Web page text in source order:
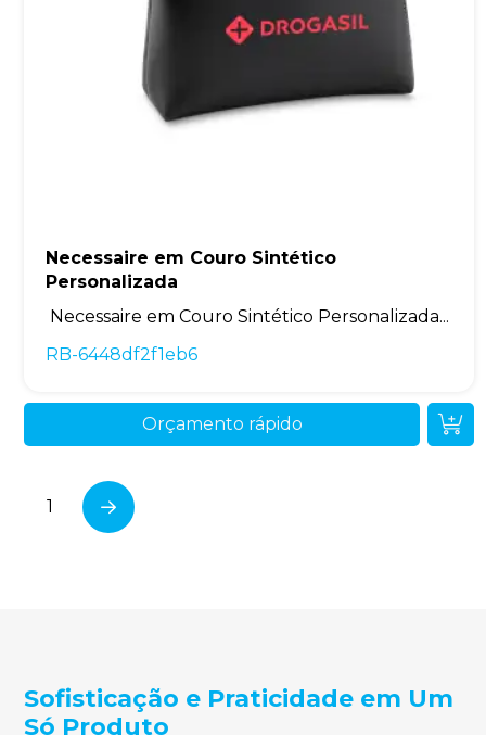
Necessaire em Couro Sintético
Personalizada
Necessaire em Couro Sintético Personalizada...
RB-6448df2f1eb6
Orçamento rápido
1 Next
Sofisticação e Praticidade em Um
Só Produto